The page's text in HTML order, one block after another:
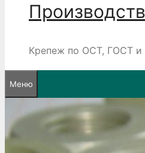
Крепеж по ОСТ, ГОСТ и
Меню